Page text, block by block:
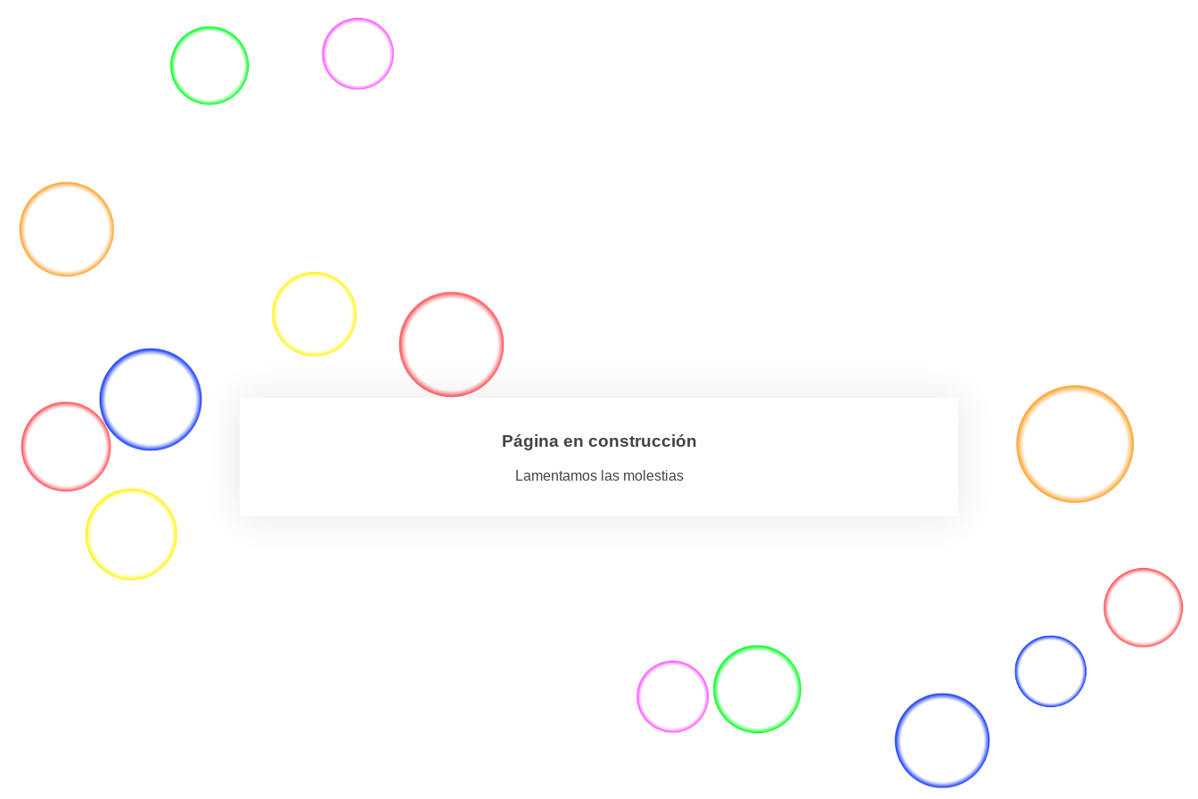
Página en construcción
Lamentamos las molestias